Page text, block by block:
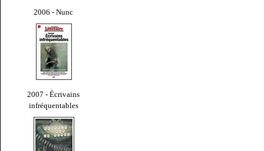
2006 - Nunc
2007 - Écrivains
infréquentables